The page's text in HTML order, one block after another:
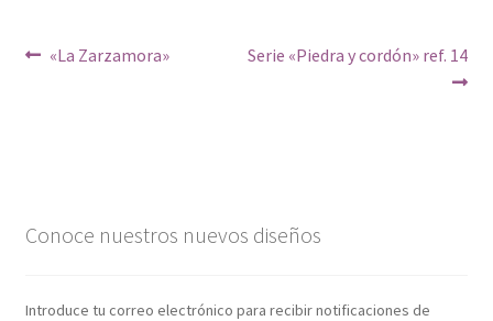
Navegación
Anterior:
«La Zarzamora» Siguiente:
Serie «Piedra y cordón» ref. 14
Conoce nuestros nuevos diseños
Introduce tu correo electrónico para recibir notificaciones de